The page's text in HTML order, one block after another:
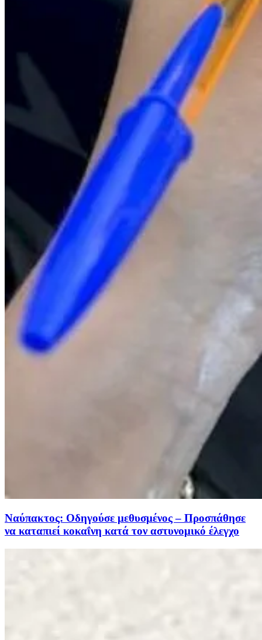
Ναύπακτος: Οδηγούσε μεθυσμένος – Προσπάθησε
να καταπιεί κοκαΐνη κατά τον αστυνομικό έλεγχο